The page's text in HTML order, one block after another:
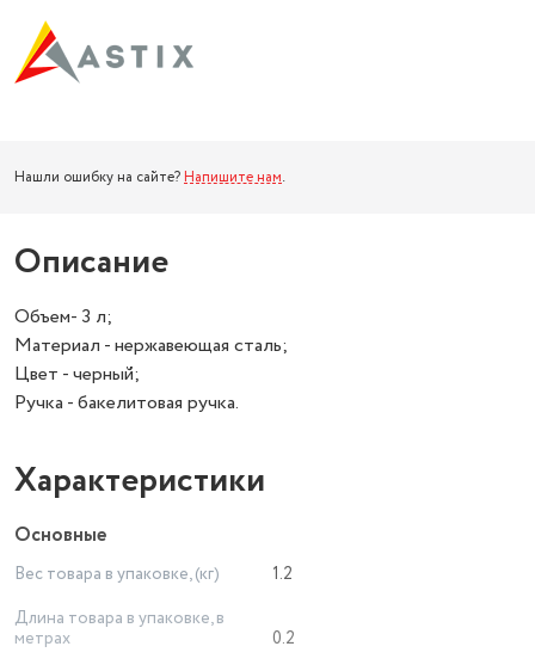
Нашли ошибку на сайте? Напишите нам.
Описание
Объем- 3 л;
Материал - нержавеющая сталь;
Цвет - черный;
Ручка - бакелитовая ручка.
Характеристики
Основные
Вес товара в упаковке, (кг)
1.2
Длина товара в упаковке, в
метрах
0.2